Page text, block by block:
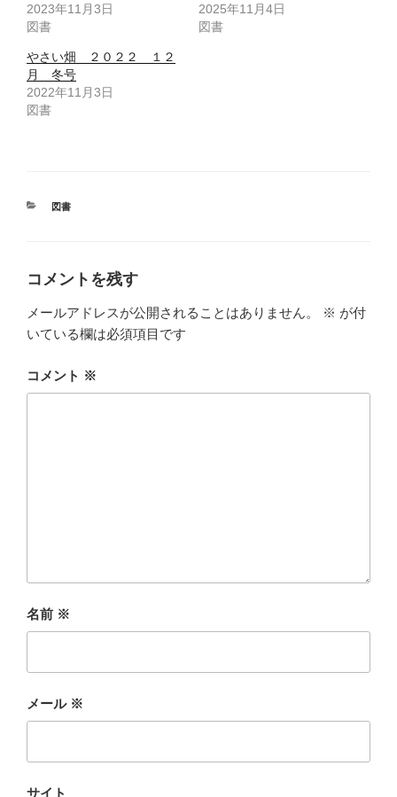
2023年11月3日
図書
2025年11月4日
図書
やさい畑 ２０２２ １２
月 冬号
2022年11月3日
図書
カ
図書
コメントを残す
メールアドレスが公開されることはありません。 ※ が付
いている欄は必須項目です
コメント ※
名前 ※
メール ※
サイト